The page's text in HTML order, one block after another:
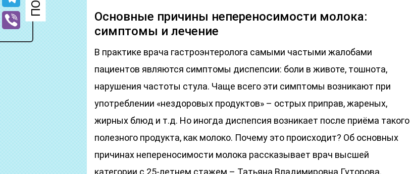
Основные причины непереносимости молока:
симптомы и лечение
В практике врача гастроэнтеролога самыми частыми жалобами
пациентов являются симптомы диспепсии: боли в животе, тошнота,
нарушения частоты стула. Чаще всего эти симптомы возникают при
употреблении «нездоровых продуктов» – острых приправ, жареных,
жирных блюд и т.д. Но иногда диспепсия возникает после приёма такого
полезного продукта, как молоко. Почему это происходит? Об основных
причинах непереносимости молока рассказывает врач высшей
категории с 25-летнем стажем – Татьяна Владимировна Гуторова.
Telegram
Viber